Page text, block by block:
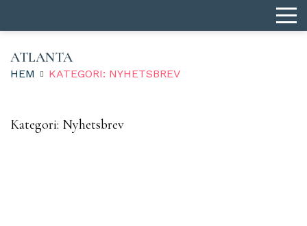
ATLANTA
HEM KATEGORI: NYHETSBREV
Kategori: Nyhetsbrev